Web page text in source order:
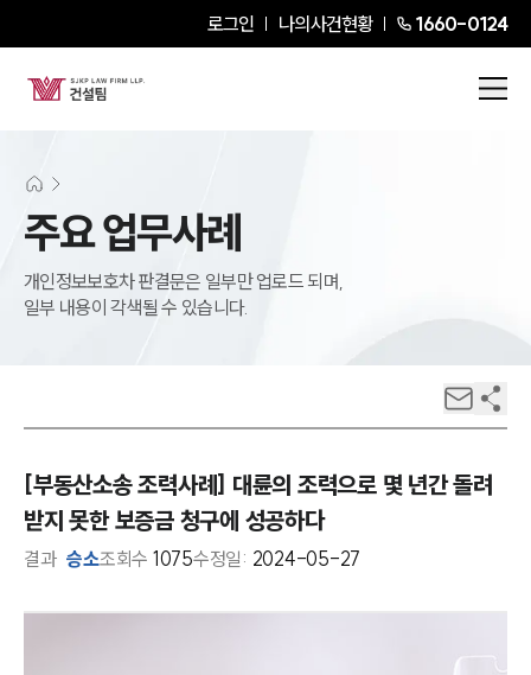
로그인 나의사건현황 1660-0124
주요 업무사례
개인정보보호차 판결문은 일부만 업로드 되며,
일부 내용이 각색될 수 있습니다.
[부동산소송 조력사례] 대륜의 조력으로 몇 년간 돌려
받지 못한 보증금 청구에 성공하다
결과 승소조회수 1075수정일: 2024-05-27